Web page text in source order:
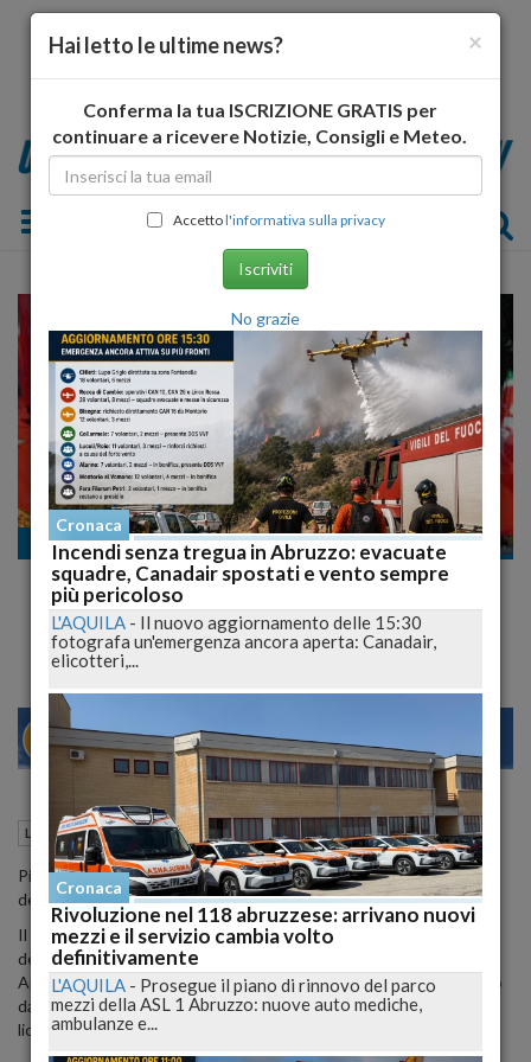
Toggle navigation
Lavoro
Il 7 maggio, picchetto della Cgil in
solidarietà a operai della Ykk licenziati
MILANO 28
Lavoro Teramo (TE) 04 Maggio 2015 15:03
Picchetto di solidarieta' della Fiom-Cgil di Teramo per i lavoratori
della Ykk Snap Fasteners Italia Spa di Colonnella (Teramo).
Il presidio si svolgera' a partire dalle ore 9.30 per tutta la durata
dell'udienza, il 7 maggio negli spazi adiacenti la sede della Corte di
Appello dell'Aquila dove si terra' il processo del ricorso presentato
dalla Fiom Cgil per comportamento antisindacale verso gli operai
licenziati dall'azienda.
×
Hai letto le ultime news?
Conferma la tua ISCRIZIONE GRATIS per
continuare a ricevere Notizie, Consigli e Meteo.
Accettol'informativa sulla privacy
Iscriviti
No grazie
Cronaca
Incendi senza tregua in Abruzzo: evacuate
squadre, Canadair spostati e vento sempre
più pericoloso
L'AQUILA - Il nuovo aggiornamento delle 15:30
fotografa un'emergenza ancora aperta: Canadair,
elicotteri,...
Cronaca
Rivoluzione nel 118 abruzzese: arrivano nuovi
mezzi e il servizio cambia volto
definitivamente
L'AQUILA - Prosegue il piano di rinnovo del parco
mezzi della ASL 1 Abruzzo: nuove auto mediche,
ambulanze e...